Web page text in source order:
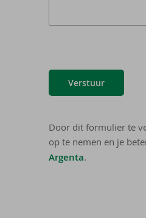
Verstuur
Door dit formulier te
op te nemen en je
Argenta.